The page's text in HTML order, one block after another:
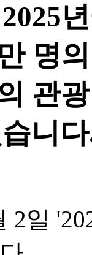
명
관
니
2일